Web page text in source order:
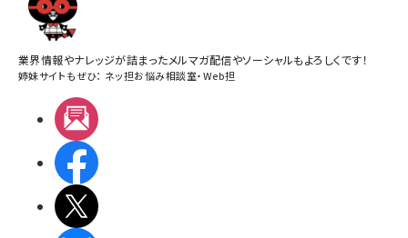
業界情報やナレッジが詰まったメルマガ配信やソーシャルもよろしくです！
姉妹サイトもぜひ： ネッ担お悩み相談室・Web担